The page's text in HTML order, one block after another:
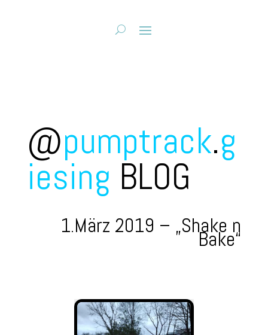
@pumptrack.g
iesing BLOG
1.März 2019 – „Shake n
Bake“